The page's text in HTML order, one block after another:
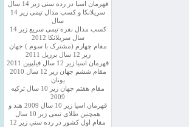
قهرمان اسیا در رده سنی زیر 14 سال
سريلانكا و کسب مدال تیمی زیر 14
سال
کسب مدال نقره تیمی سریع زیر 14
سال سریلانکا 2012
مقام چهارم (مشترک با سوم ) جهان
زیر 12 سال برزیل 2011
قهرمان اسيا زير 12 سال فیلیپین 2011
مقام ششم جهان زیر 12 سال 2010
یونان
مقام هفتم جهان زیر 10 سال ترکیه
2009
قهرمان اسيا زیر 10 سال 2009 هند و
همچنین طلای تیمی زیر 10 سال
مقام اول كشور در رده سني زير 12